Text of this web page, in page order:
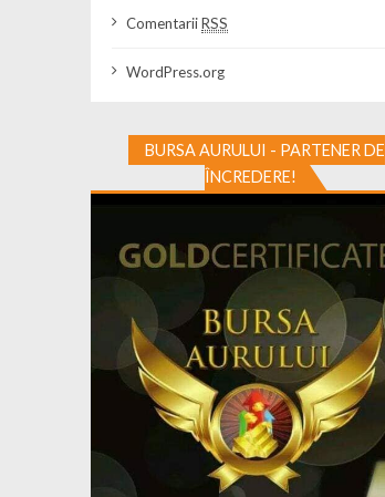
ComentariiRSS
WordPress.org
BURSA AURULUI - PARTENER DE
ÎNCREDERE!